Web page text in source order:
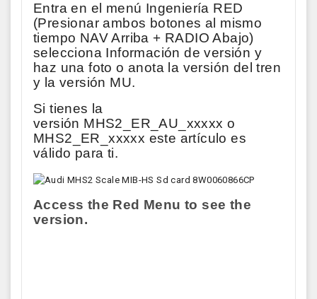
Entra en el menú Ingeniería RED
(Presionar ambos botones al mismo
tiempo NAV Arriba + RADIO Abajo)
selecciona Información de versión y
haz una foto o anota la versión del tren
y la versión MU.
Si tienes la
versión MHS2_ER_AU_xxxxx o
MHS2_ER_xxxxx este artículo es
válido para ti.
Access the Red Menu to see the
version.